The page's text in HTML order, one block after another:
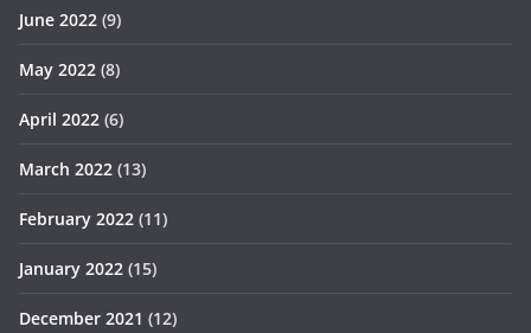
June 2022 (9)
May 2022 (8)
April 2022 (6)
March 2022 (13)
February 2022 (11)
January 2022 (15)
December 2021 (12)